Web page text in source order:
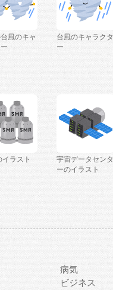
風のキャ
台風のキャラクタ
ー
ラスト
宇宙データセンタ
ーのイラスト
病気
ビジネス